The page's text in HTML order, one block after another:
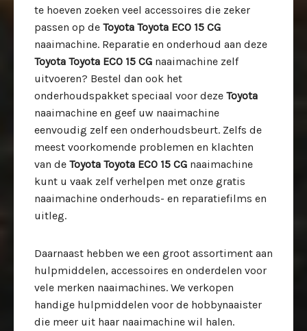
te hoeven zoeken veel accessoires die zeker
passen op de Toyota Toyota ECO 15 CG
naaimachine. Reparatie en onderhoud aan deze
Toyota Toyota ECO 15 CG naaimachine zelf
uitvoeren? Bestel dan ook het
onderhoudspakket speciaal voor deze Toyota
naaimachine en geef uw naaimachine
eenvoudig zelf een onderhoudsbeurt. Zelfs de
meest voorkomende problemen en klachten
van de Toyota Toyota ECO 15 CG naaimachine
kunt u vaak zelf verhelpen met onze gratis
naaimachine onderhouds- en reparatiefilms en
uitleg.
Daarnaast hebben we een groot assortiment aan
hulpmiddelen, accessoires en onderdelen voor
vele merken naaimachines. We verkopen
handige hulpmiddelen voor de hobbynaaister
die meer uit haar naaimachine wil halen.